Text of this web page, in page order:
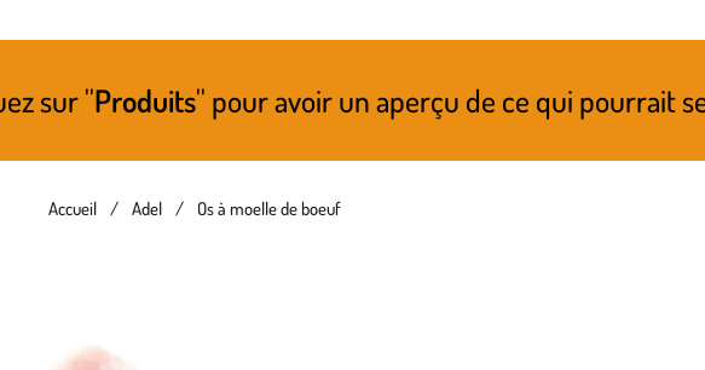
'' pour avoir un aperçu de ce qui pourrait se retrouver
Accueil / Adel / Os à moelle de boeuf